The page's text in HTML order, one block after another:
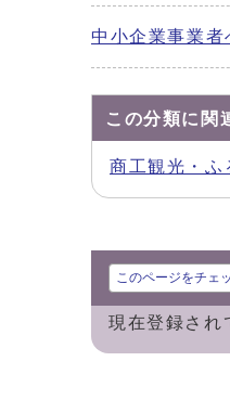
中小企業事業者
この分類に関
商工観光・ふ
このページをチェ
現在登録され